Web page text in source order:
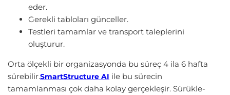
eder.
Gerekli tabloları günceller.
Testleri tamamlar ve transport taleplerini
oluşturur.
Orta ölçekli bir organizasyonda bu süreç 4 ila 6 hafta
sürebilir.SmartStructure AI ile bu sürecin
tamamlanması çok daha kolay gerçekleşir. Sürükle-